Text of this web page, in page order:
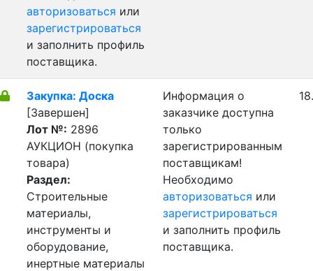
авторизоваться или
зарегистрироваться
и заполнить профиль
поставщика.
Закупка: Доска
[Завершен]
Лот №: 2896
АУКЦИОН (покупка
товара)
Раздел:
Строительные
материалы,
инструменты и
оборудование,
инертные материалы
Информация о
заказчике доступна
только
зарегистрированным
поставщикам!
Необходимо
авторизоваться или
зарегистрироваться
и заполнить профиль
поставщика.